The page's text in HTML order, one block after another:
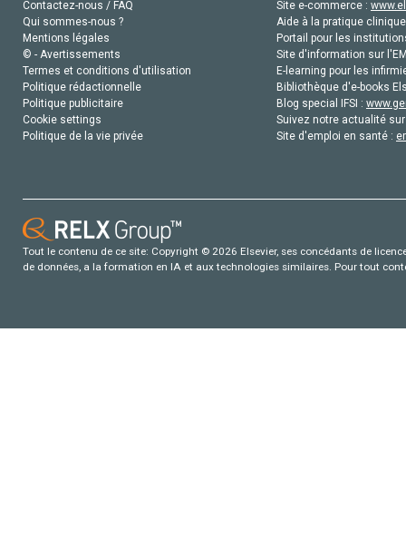
Contactez-nous / FAQ
Qui sommes-nous ?
Mentions légales
© - Avertissements
Termes et conditions d'utilisation
Politique rédactionnelle
Politique publicitaire
Cookie settings
Politique de la vie privée
Site e-commerce :
Aide à la pratique
Portail pour les
Site d'information sur
E-learning pour les
Bibliothèque d'e-books
Blog special IFSI :
Suivez notre actualité
Site d'emploi en santé :
Tout le contenu de ce site: Copyright © 2026 Elsevier, ses concédants de
de données, a la formation en IA et aux technologies similaires. Pour tout